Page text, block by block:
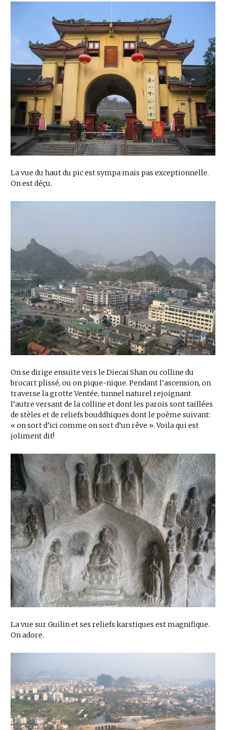
La vue du haut du pic est sympa mais pas exceptionnelle.
On est déçu.
On se dirige ensuite vers le Diecai Shan ou colline du
brocart plissé, ou on pique-nique. Pendant l’ascension, on
traverse la grotte Ventée, tunnel naturel rejoignant
l’autre versant de la colline et dont les parois sont taillées
de stèles et de reliefs bouddhiques dont le poème suivant:
« on sort d’ici comme on sort d’un rêve ». Voila qui est
joliment dit!
La vue sur Guilin et ses reliefs karstiques est magnifique.
On adore.